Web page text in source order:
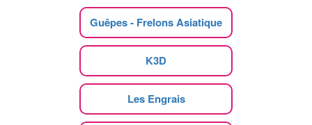
Guêpes - Frelons Asiatique
K3D
Les Engrais